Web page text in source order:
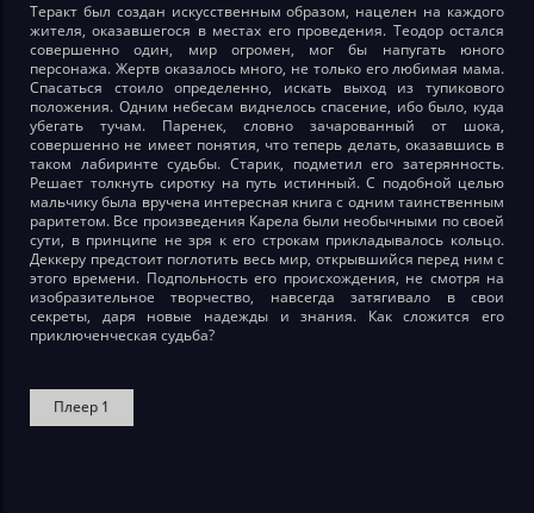
Теракт был создан искусственным образом, нацелен на каждого
жителя, оказавшегося в местах его проведения. Теодор остался
совершенно один, мир огромен, мог бы напугать юного
персонажа. Жертв оказалось много, не только его любимая мама.
Спасаться стоило определенно, искать выход из тупикового
положения. Одним небесам виднелось спасение, ибо было, куда
убегать тучам. Паренек, словно зачарованный от шока,
совершенно не имеет понятия, что теперь делать, оказавшись в
таком лабиринте судьбы. Старик, подметил его затерянность.
Решает толкнуть сиротку на путь истинный. С подобной целью
мальчику была вручена интересная книга с одним таинственным
раритетом. Все произведения Карела были необычными по своей
сути, в принципе не зря к его строкам прикладывалось кольцо.
Деккеру предстоит поглотить весь мир, открывшийся перед ним с
этого времени. Подпольность его происхождения, не смотря на
изобразительное творчество, навсегда затягивало в свои
секреты, даря новые надежды и знания. Как сложится его
приключенческая судьба?
Плеер 1